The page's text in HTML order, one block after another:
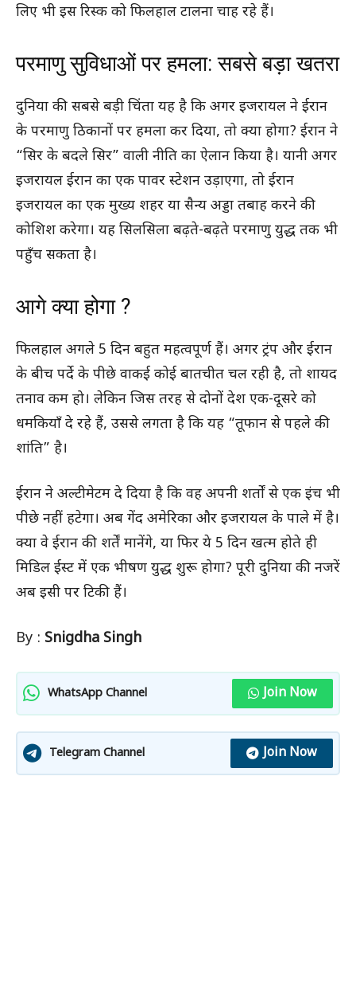
लिए भी इस रिस्क को फिलहाल टालना चाह रहे हैं।
परमाणु सुविधाओं पर हमला: सबसे बड़ा खतरा
दुनिया की सबसे बड़ी चिंता यह है कि अगर इजरायल ने ईरान
के परमाणु ठिकानों पर हमला कर दिया, तो क्या होगा? ईरान ने
“सिर के बदले सिर” वाली नीति का ऐलान किया है। यानी अगर
इजरायल ईरान का एक पावर स्टेशन उड़ाएगा, तो ईरान
इजरायल का एक मुख्य शहर या सैन्य अड्डा तबाह करने की
कोशिश करेगा। यह सिलसिला बढ़ते-बढ़ते परमाणु युद्ध तक भी
पहुँच सकता है।
आगे क्या होगा ?
फिलहाल अगले 5 दिन बहुत महत्वपूर्ण हैं। अगर ट्रंप और ईरान
के बीच पर्दे के पीछे वाकई कोई बातचीत चल रही है, तो शायद
तनाव कम हो। लेकिन जिस तरह से दोनों देश एक-दूसरे को
धमकियाँ दे रहे हैं, उससे लगता है कि यह “तूफान से पहले की
शांति” है।
ईरान ने अल्टीमेटम दे दिया है कि वह अपनी शर्तों से एक इंच भी
पीछे नहीं हटेगा। अब गेंद अमेरिका और इजरायल के पाले में है।
क्या वे ईरान की शर्तें मानेंगे, या फिर ये 5 दिन खत्म होते ही
मिडिल ईस्ट में एक भीषण युद्ध शुरू होगा? पूरी दुनिया की नजरें
अब इसी पर टिकी हैं।
By : Snigdha Singh
WhatsApp Channel Join Now
Telegram Channel Join Now